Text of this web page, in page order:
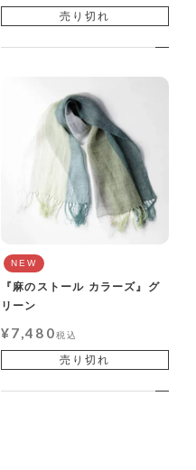
売り切れ
NEW
『麻のストール カラーズ』グ
リーン
¥7,480税込
売り切れ